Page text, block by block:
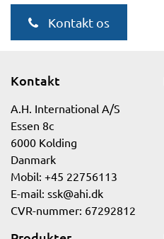
Kontakt os
Kontakt
A.H. International A/S
Essen 8c
6000 Kolding
Danmark
Mobil: +45 22756113
E-mail: ssk@ahi.dk
CVR-nummer: 67292812